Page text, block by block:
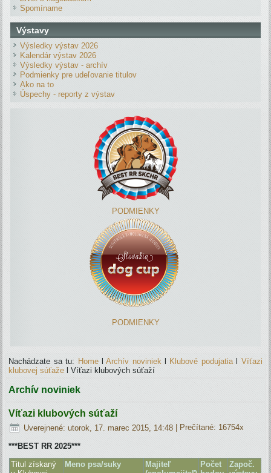
Spomíname
Výstavy
Výsledky výstav 2026
Kalendár výstav 2026
Výsledky výstav - archív
Podmienky pre udeľovanie titulov
Ako na to
Úspechy - reporty z výstav
PODMIENKY
PODMIENKY
Nachádzate sa tu: HomelArchív noviniekl Klubové podujatial Víťazi
klubovej súťaže lVíťazi klubových súťaží
Archív noviniek
Víťazi klubových súťaží
Uverejnené: utorok, 17. marec 2015, 14:48 | Prečítané: 16754x
***BEST RR 2025***
Titul získaný
Meno psa/suky
Majiteľ
Počet
Započ.